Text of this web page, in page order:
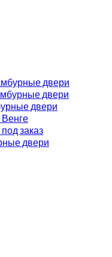
двери
двери
двери
заказ
двери